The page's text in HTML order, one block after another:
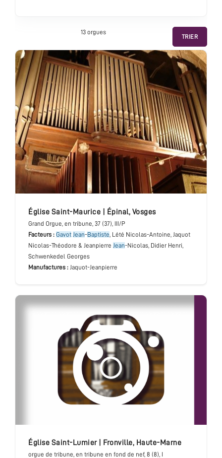
TRIER
13 orgues
église Saint-Maurice Épinal, Vosges
Grand Orgue, en tribune, 37 (37), III/P
Facteurs : Gavot Jean-Baptiste, Lété Nicolas-Antoine, Jaquot
Nicolas-Théodore & Jeanpierre Jean-Nicolas, Didier Henri,
Schwenkedel Georges
Manufactures : Jaquot-Jeanpierre
église Saint-Lumier| Fronville, Haute-Marne
orgue de tribune, en tribune en fond de nef, 8 (8), I